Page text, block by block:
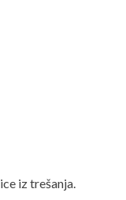
iz trešanja.